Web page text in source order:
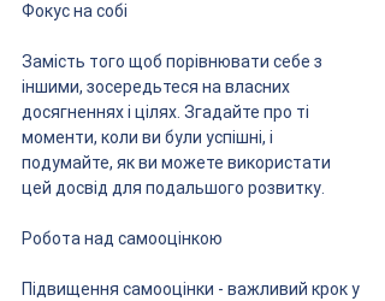
Фокус на собі
Замість того щоб порівнювати себе з
іншими, зосередьтеся на власних
досягненнях і цілях. Згадайте про ті
моменти, коли ви були успішні, і
подумайте, як ви можете використати
цей досвід для подальшого розвитку.
Робота над самооцінкою
Підвищення самооцінки - важливий крок у